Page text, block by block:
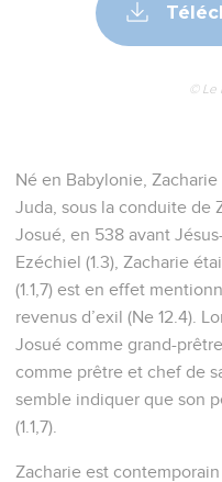
© Le
Né en Babylonie,
Juda, sous la conduite de
Josué, en 538 avant
Ezéchiel (1.3), Zacharie
(1.1,7) est en effet
revenus d’exil (Ne 12.4).
Josué comme grand-
comme prêtre et chef de
semble indiquer que son
(1.1,7).
Zacharie est